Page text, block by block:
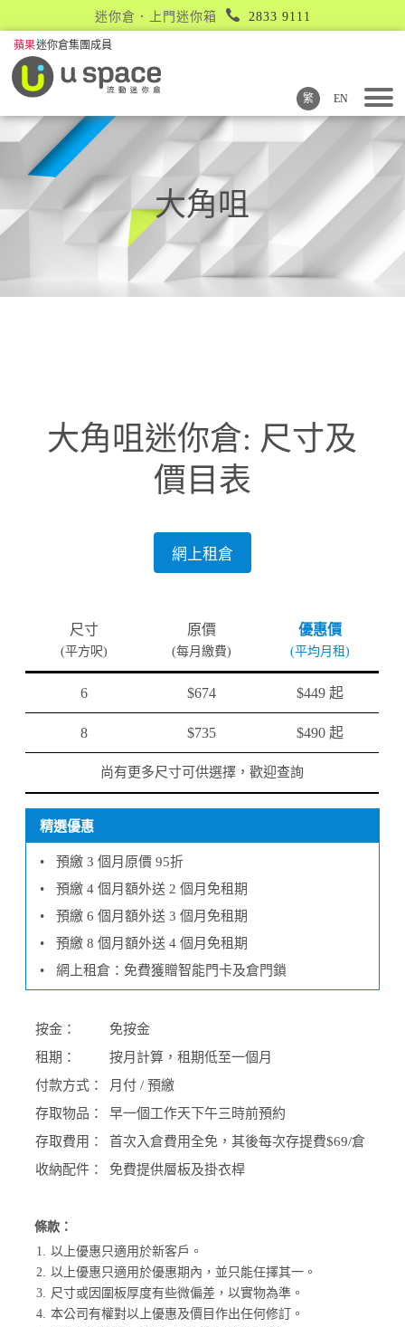
迷你倉．上門迷你箱 2833 9111
繁 EN
大角咀
大角咀迷你倉: 尺寸及
價目表
網上租倉
尺寸
(平方呎)
原價
(每月繳費)
優惠價
(平均月租)
6 $674 $449 起
8 $735 $490 起
尚有更多尺寸可供選擇，歡迎查詢
精選優惠
•
預繳 3 個月原價 95折
•
預繳 4 個月額外送 2 個月免租期
•
預繳 6 個月額外送 3 個月免租期
•
預繳 8 個月額外送 4 個月免租期
•
網上租倉：免費獲贈智能門卡及倉門鎖
按金：
免按金
租期：
按月計算，租期低至一個月
付款方式：
月付 / 預繳
存取物品：
早一個工作天下午三時前預約
存取費用：
首次入倉費用全免，其後每次存提費$69/倉
收納配件：
免費提供層板及掛衣桿
條款：
1. 以上優惠只適用於新客戶。
2. 以上優惠只適用於優惠期內，並只能任擇其一。
3. 尺寸或因圍板厚度有些微偏差，以實物為準。
4. 本公司有權對以上優惠及價目作出任何修訂。